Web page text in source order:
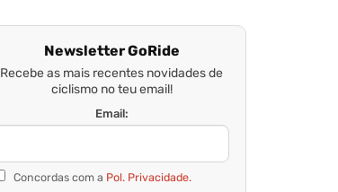
Newsletter GoRide
Recebe as mais recentes novidades de
ciclismo no teu email!
Email:
Concordas com a Pol. Privacidade.